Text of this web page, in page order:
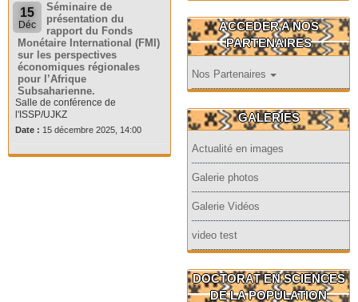
15
Déc
Séminaire de
présentation du
rapport du Fonds
Monétaire International (FMI)
sur les perspectives
économiques régionales
pour l’Afrique
Subsaharienne.
Salle de conférence de
l'ISSP/UJKZ
Date : 15 décembre 2025, 14:00
ACCEDER A NOS
PARTENAIRES
Nos Partenaires
GALERIES
Actualité en images
Galerie photos
Galerie Vidéos
video test
DOCTORAT EN SCIENCES
DE LA POPULATION